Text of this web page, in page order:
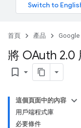
首頁 產品 Google
將 OAuth 2.0
bookmark_border
這個頁面中的內容
用戶端程式庫
必要條件